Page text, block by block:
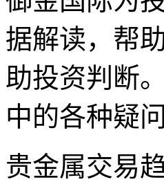
据解读，帮
助投资判断
中的各种疑
贵金属交易